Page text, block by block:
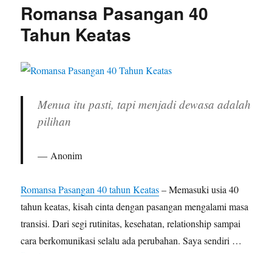
Romansa Pasangan 40
Tahun Keatas
Menua itu pasti, tapi menjadi dewasa adalah
pilihan
Anonim
Romansa Pasangan 40 tahun Keatas– Memasuki usia 40
tahun keatas, kisah cinta dengan pasangan mengalami masa
transisi. Dari segi rutinitas, kesehatan, relationship sampai
cara berkomunikasi selalu ada perubahan. Saya sendiri …